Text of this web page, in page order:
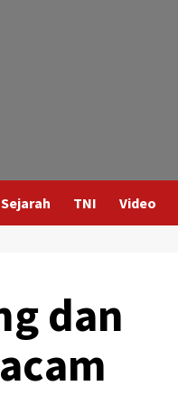
TNI Video
dan